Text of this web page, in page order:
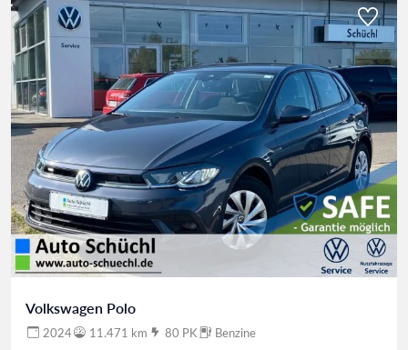
Volkswagen Polo
2024 11.471 km 80 PK Benzine